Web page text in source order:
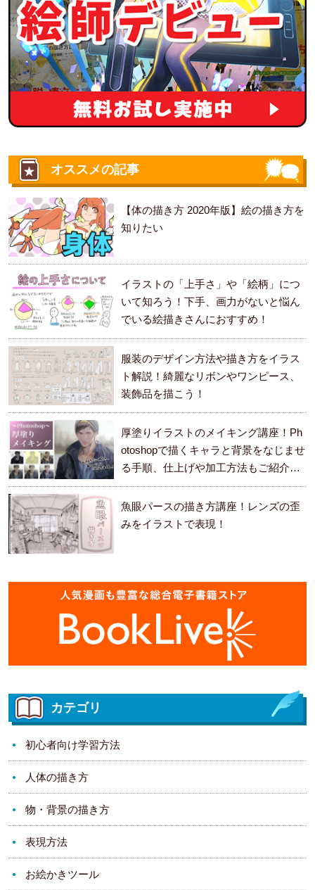
オススメの記事
【体の描き方 2020年版】絵の描き方を
知りたい
イラストの「上手さ」や「絵柄」につ
いて知ろう！下手、画力がないと悩ん
でいる絵描きさんにおすすめ！
服装のデザイン方法や描き方をイラス
ト解説！綺麗なリボンやワンピース、
装飾品を描こう！
厚塗りイラストのメイキング講座！Ph
otoshopで描くキャラと背景をなじませ
る手順、仕上げや加工方法もご紹介し
ます。
魚眼パースの描き方講座！レンズの歪
みをイラストで表現！
カテゴリ
初心者向け学習方法
人体の描き方
物・背景の描き方
表現方法
お絵かきツール